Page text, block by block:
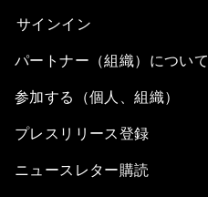
サインイン
パートナー（組織）について
参加する（個人、組織）
プレスリリース登録
ニュースレター購読